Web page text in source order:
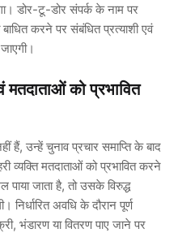
डोर-टू-डोर संपर्क के नाम पर
करने पर संबंधित प्रत्याशी एवं
मतदाताओं को प्रभावित
हैं, उन्हें चुनाव प्रचार समाप्ति के बाद
व्यक्ति मतदाताओं को प्रभावित करने
पाया जाता है, तो उसके विरुद्ध
निर्धारित अवधि के दौरान पूर्ण
भंडारण या वितरण पाए जाने पर